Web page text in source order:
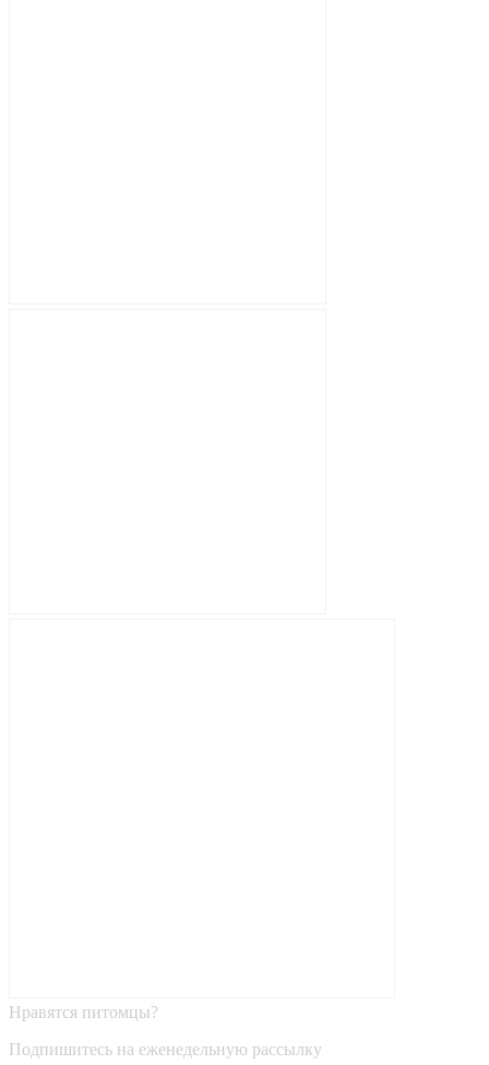
Нравятся питомцы?
Подпишитесь на еженедельную рассылку